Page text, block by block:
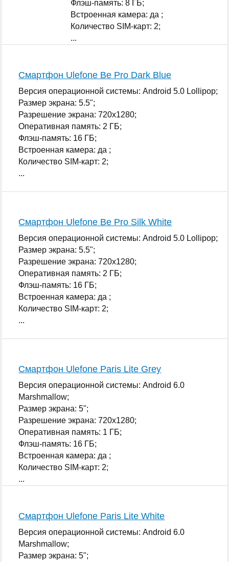
Флэш-память: 8 ГБ;
Встроенная камера: да ;
Количество SIM-карт: 2;
...
Смартфон Ulefone Be Pro Dark Blue
Версия операционной системы: Android 5.0 Lollipop;
Размер экрана: 5.5";
Разрешение экрана: 720x1280;
Оперативная память: 2 ГБ;
Флэш-память: 16 ГБ;
Встроенная камера: да ;
Количество SIM-карт: 2;
...
Смартфон Ulefone Be Pro Silk White
Версия операционной системы: Android 5.0 Lollipop;
Размер экрана: 5.5";
Разрешение экрана: 720x1280;
Оперативная память: 2 ГБ;
Флэш-память: 16 ГБ;
Встроенная камера: да ;
Количество SIM-карт: 2;
...
Смартфон Ulefone Paris Lite Grey
Версия операционной системы: Android 6.0
Marshmallow;
Размер экрана: 5";
Разрешение экрана: 720x1280;
Оперативная память: 1 ГБ;
Флэш-память: 16 ГБ;
Встроенная камера: да ;
Количество SIM-карт: 2;
...
Смартфон Ulefone Paris Lite White
Версия операционной системы: Android 6.0
Marshmallow;
Размер экрана: 5";